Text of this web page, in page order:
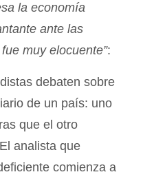
la economía
ante las
muy elocuente”:
debaten sobre
de un país: uno
que el otro
analista que
comienza a